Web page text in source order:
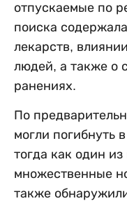
отпускаемые по
поиска
лекарств,
людей, а также о
ранениях.
По
могли погибнуть
тогда как один
множественные
также